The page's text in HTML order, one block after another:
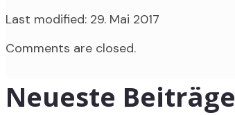
Last modified: 29. Mai 2017
Comments are closed.
Neueste Beiträge